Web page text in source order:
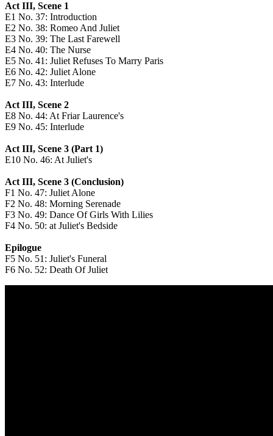
Act III, Scene 1
E1 No. 37: Introduction
E2 No. 38: Romeo And Juliet
E3 No. 39: The Last Farewell
E4 No. 40: The Nurse
E5 No. 41: Juliet Refuses To Marry Paris
E6 No. 42: Juliet Alone
E7 No. 43: Interlude
Act III, Scene 2
E8 No. 44: At Friar Laurence's
E9 No. 45: Interlude
Act III, Scene 3 (Part 1)
E10 No. 46: At Juliet's
Act III, Scene 3 (Conclusion)
F1 No. 47: Juliet Alone
F2 No. 48: Morning Serenade
F3 No. 49: Dance Of Girls With Lilies
F4 No. 50: at Juliet's Bedside
Epilogue
F5 No. 51: Juliet's Funeral
F6 No. 52: Death Of Juliet